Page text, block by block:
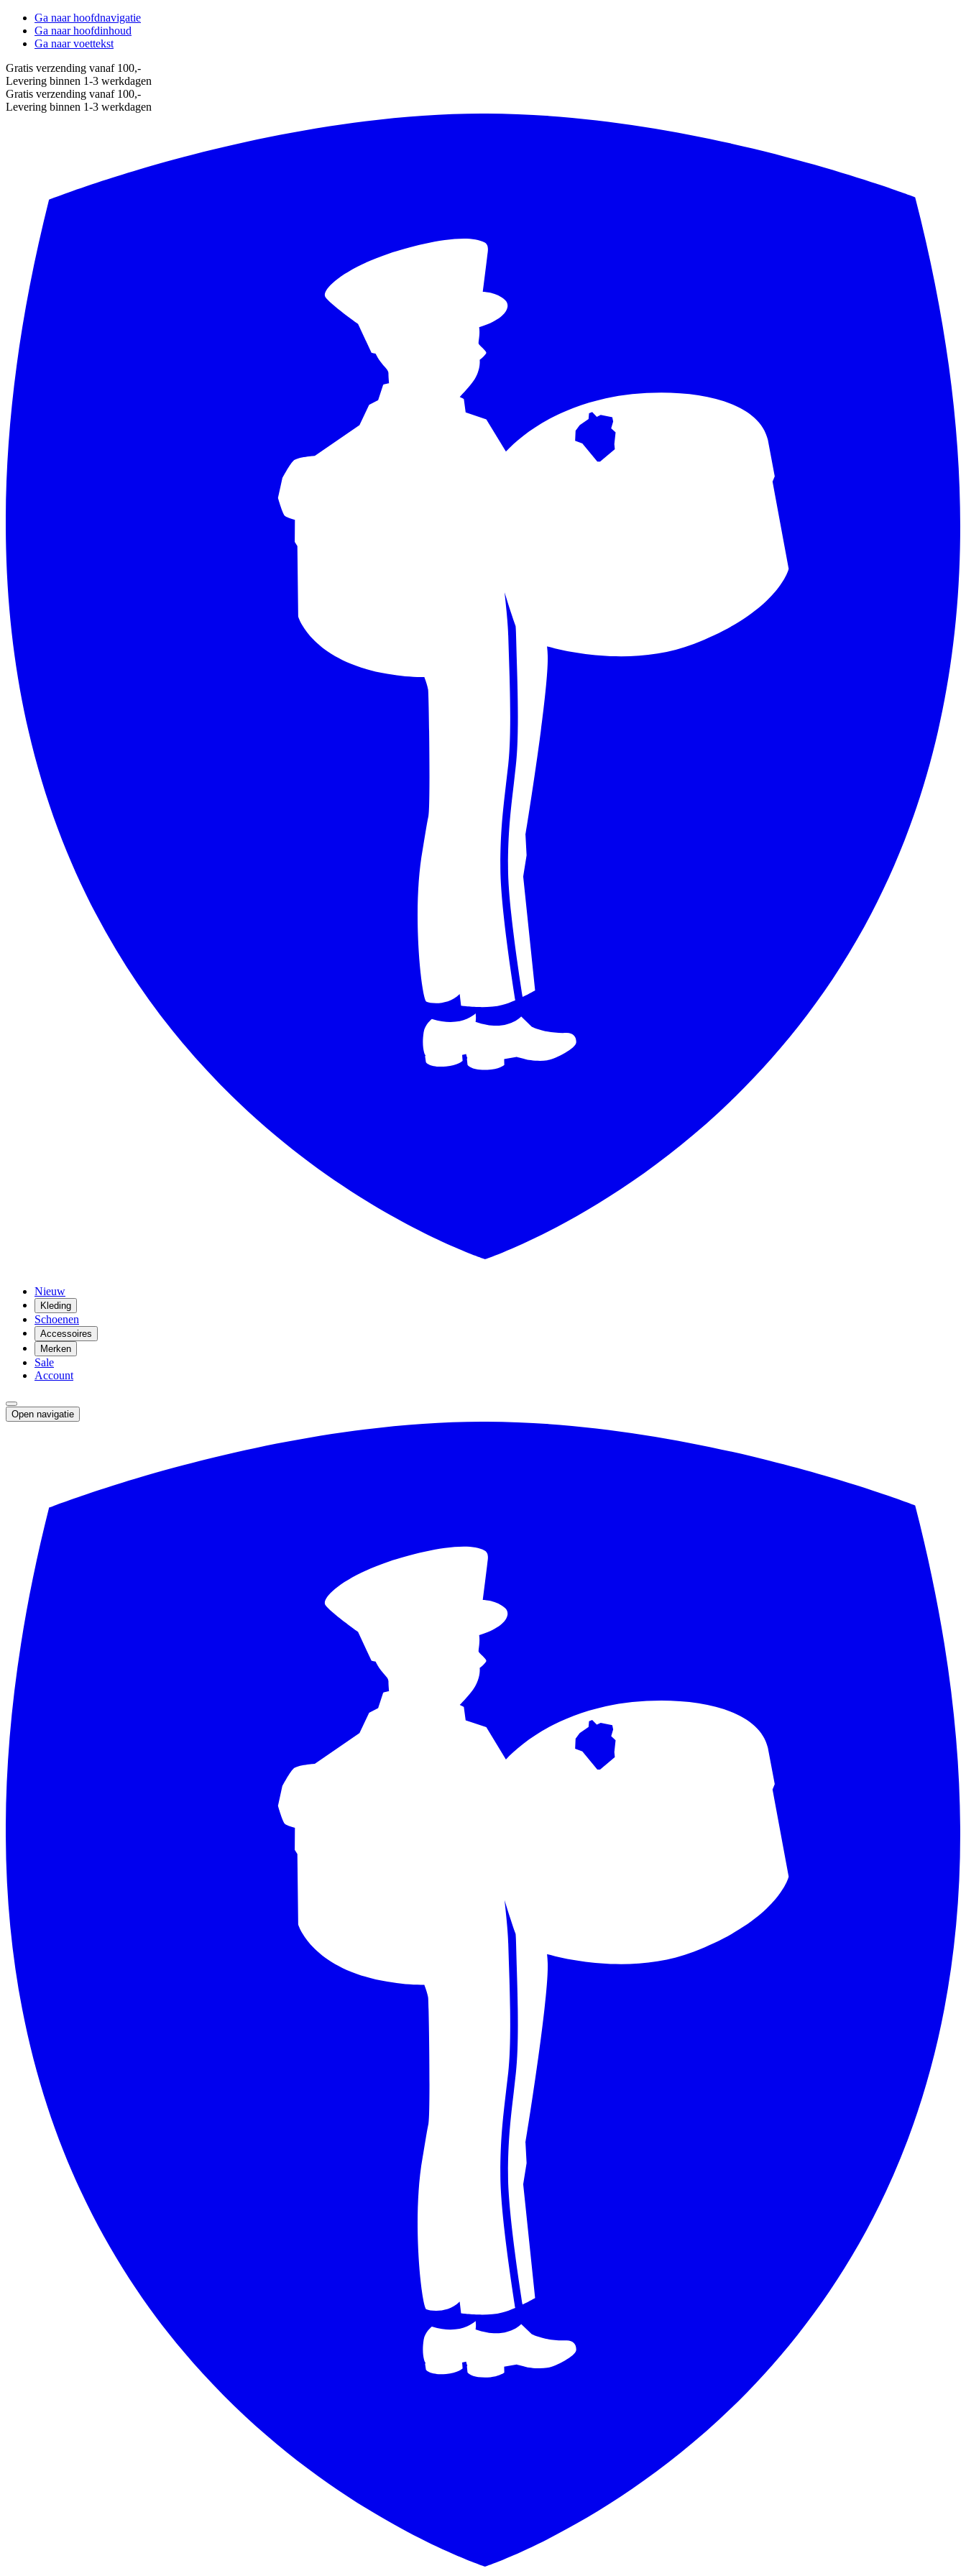
Ga naar hoofdnavigatie
Ga naar hoofdinhoud
Ga naar voettekst
Gratis verzending vanaf 100,-
Levering binnen 1-3 werkdagen
Gratis verzending vanaf 100,-
Levering binnen 1-3 werkdagen
Nieuw
Kleding
Schoenen
Accessoires
Merken
Sale
Account
Open navigatie